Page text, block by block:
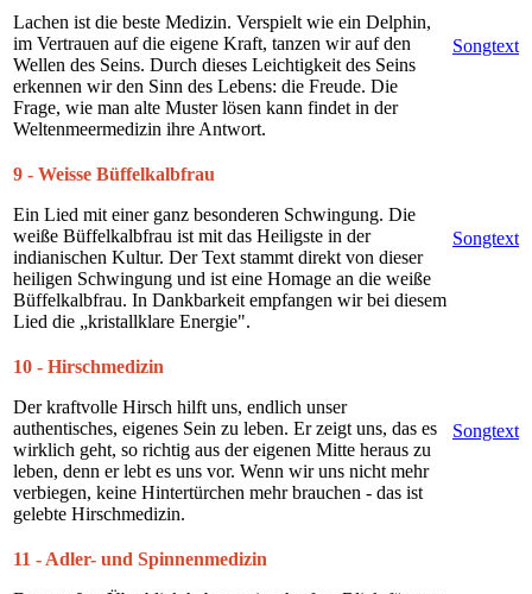
Lachen ist die beste Medizin. Verspielt wie ein Delphin,
im Vertrauen auf die eigene Kraft, tanzen wir auf den
Wellen des Seins. Durch dieses Leichtigkeit des Seins
erkennen wir den Sinn des Lebens: die Freude. Die
Frage, wie man alte Muster lösen kann findet in der
Weltenmeermedizin ihre Antwort.
Songtext
9 - Weisse Büffelkalbfrau
Ein Lied mit einer ganz besonderen Schwingung. Die
weiße Büffelkalbfrau ist mit das Heiligste in der
indianischen Kultur. Der Text stammt direkt von dieser
heiligen Schwingung und ist eine Homage an die weiße
Büffelkalbfrau. In Dankbarkeit empfangen wir bei diesem
Lied die „kristallklare Energie".
Songtext
10 - Hirschmedizin
Der kraftvolle Hirsch hilft uns, endlich unser
authentisches, eigenes Sein zu leben. Er zeigt uns, das es
wirklich geht, so richtig aus der eigenen Mitte heraus zu
leben, denn er lebt es uns vor. Wenn wir uns nicht mehr
verbiegen, keine Hintertürchen mehr brauchen - das ist
gelebte Hirschmedizin.
Songtext
11 - Adler- und Spinnenmedizin